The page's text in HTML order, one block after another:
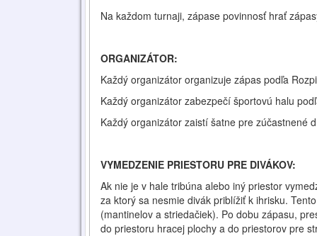
Na každom turnaji, zápase povinnosť hrať
ORGANIZÁTOR:
Každý organizátor organizuje zápas podľa
Každý organizátor zabezpečí športovú halu
Každý organizátor zaistí šatne pre zúčastnené
VYMEDZENIE PRIESTORU PRE DIVÁKOV:
Ak nie je v hale tribúna alebo iný priestor
za ktorý sa nesmie divák priblížiť k ihrisku.
(mantinelov a striedačiek). Po dobu zápasu,
do priestoru hracej plochy a do priestorov pre